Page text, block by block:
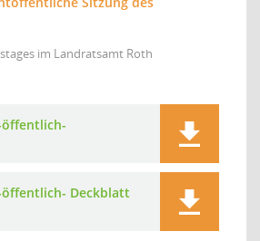
im Landratsamt Roth
Deckblatt